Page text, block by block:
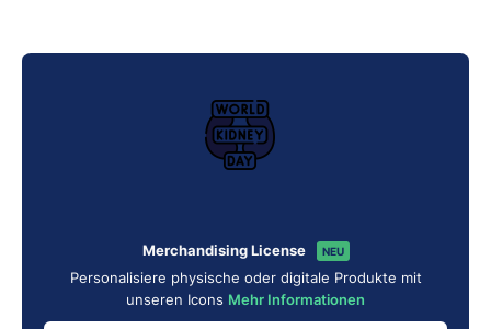
Merchandising License NEU
Personalisiere physische oder digitale Produkte mit
unseren Icons Mehr Informationen